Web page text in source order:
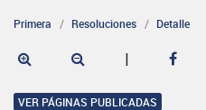
Primera Resoluciones Detalle
|
VER PÁGINAS PUBLICADAS